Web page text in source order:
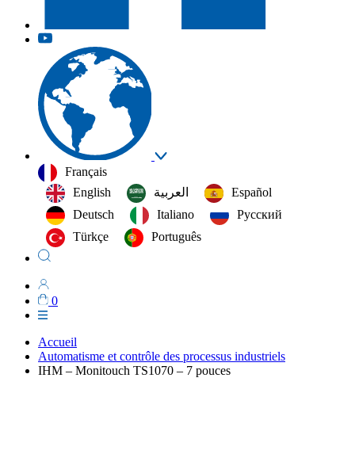
Français
English
العربية‏
Español
Deutsch
Italiano
Русский
Türkçe
Português
0
Accueil
Automatisme et contrôle des processus industriels
IHM – Monitouch TS1070 – 7 pouces